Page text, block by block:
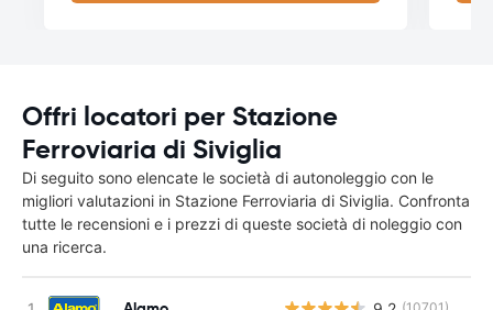
Offri locatori per Stazione
Ferroviaria di Siviglia
Di seguito sono elencate le società di autonoleggio con le
migliori valutazioni in Stazione Ferroviaria di Siviglia. Confronta
tutte le recensioni e i prezzi di queste società di noleggio con
una ricerca.